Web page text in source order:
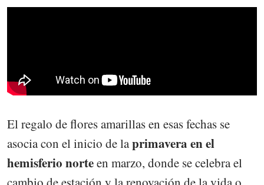
El regalo de flores amarillas en esas fechas se
asocia con el inicio de laprimavera en el
hemisferio norteen marzo, donde se celebra el